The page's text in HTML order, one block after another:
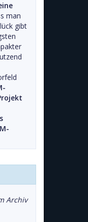
man
gibt
Archiv